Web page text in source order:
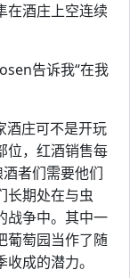
在酒庄上空连续
告诉我“在我
酒庄可不是开玩
位，红酒销售每
者们需要他们
长期处在与虫
战争中。其中一
葡萄园当作了随
成的潜力。